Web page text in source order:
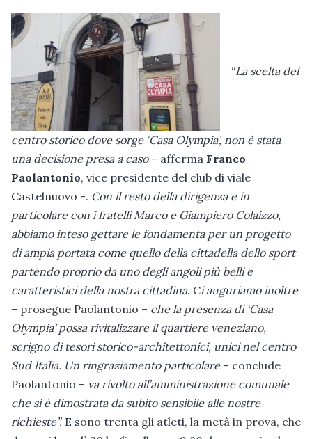
“La scelta del
centro storico dove sorge ‘Casa Olympia’, non è stata
una decisione presa a caso– afferma Franco
Paolantonio, vice presidente del club di viale
Castelnuovo -. Con il resto della dirigenza e in
particolare con i fratelli Marco e Giampiero Colaizzo,
abbiamo inteso gettare le fondamenta per un progetto
di ampia portata come quello della cittadella dello sport
partendo proprio da uno degli angoli più belli e
caratteristici della nostra cittadina. Ci auguriamo inoltre
– prosegue Paolantonio – che la presenza di ‘Casa
Olympia’ possa rivitalizzare il quartiere veneziano,
scrigno di tesori storico-architettonici, unici nel centro
Sud Italia. Un ringraziamento particolare– conclude
Paolantonio – va rivolto all’amministrazione comunale
che si è dimostrata da subito sensibile alle nostre
richieste”. E sono trenta gli atleti, la metà in prova, che